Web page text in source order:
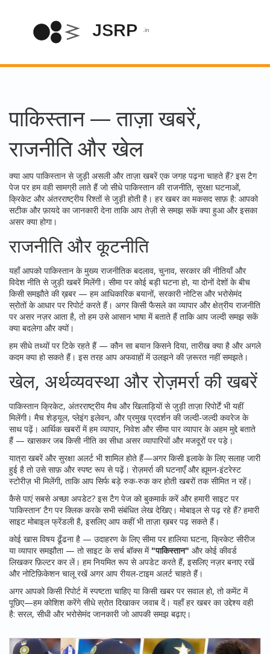
पाकिस्तान — ताज़ा खबरें,
राजनीति और खेल
क्या आप पाकिस्तान से जुड़ी असली और ताज़ा खबरें एक जगह पढ़ना चाहते हैं? इस टैग
पेज पर हम वही सामग्री लाते हैं जो सीधे पाकिस्तान की राजनीति, सुरक्षा घटनाओं,
क्रिकेट और अंतरराष्ट्रीय रिश्तों से जुड़ी होती है। हर खबर का मकसद साफ़ है: आपको
सटीक और फ़ायदे का जानकारी देना ताकि आप तेज़ी से समझ सकें क्या हुआ और इसका
असर क्या होगा।
राजनीति और कूटनीति
यहाँ आपको पाकिस्तान के मुख्य राजनीतिक बदलाव, चुनाव, सरकार की नीतियाँ और
विदेश नीति से जुड़ी खबरें मिलेंगी। सीमा पर कोई बड़ी घटना हो, या दोनों देशों के बीच
किसी समझौते की ख़बर — हम आधिकारिक बयानों, सरकारी नोटिस और भरोसेमंद
स्रोतों के आधार पर रिपोर्ट करते हैं। अगर किसी फैसले का व्यापार और क्षेत्रीय राजनीति
पर असर नज़र आता है, तो हम उसे आसान भाषा में बताते हैं ताकि आप जल्दी समझ सकें
क्या बदलेगा और क्यों।
हम सीधे तथ्यों पर टिके रहते हैं — कौन सा बयान किसने दिया, तारीख क्या है और अगले
कदम क्या हो सकते हैं। इस तरह आप अफवाहों में उलझने की ज़रूरत नहीं समझते।
खेल, अर्थव्यवस्था और रोज़मर्रा की खबरें
पाकिस्तान क्रिकेट, अंतरराष्ट्रीय मैच और खिलाड़ियों से जुड़ी ताज़ा रिपोर्टें भी यहीं
मिलेंगी। मैच शेड्यूल, प्लेइंग इलेवन, और प्रमुख प्रदर्शन की जल्दी-जल्दी कवरेज के
साथ पढ़ें। आर्थिक खबरों में हम व्यापार, निवेश और सीमा पार व्यापार के अहम मुद्दे बताते
हैं — खासकर जब किसी नीति का सीधा असर व्यापारियों और मजदूरों पर पड़े।
यात्रा खबरें और सुरक्षा अलर्ट भी शामिल होते हैं—अगर किसी इलाके के लिए सलाह जारी
हुई है तो उसे साफ़ और स्पष्ट रूप से पढ़ें। रोज़मर्रा की घटनाएँ और ह्यूमन-इंटरेस्ट
स्टोरीज़ भी मिलेंगी, ताकि आप सिर्फ बड़े रुक-रुक कर होती खबरों तक सीमित न रहें।
कैसे पाएं सबसे अच्छा अपडेट? इस टैग पेज को बुकमार्क करें और हमारी साइट पर
’पाकिस्तान’ टैग पर क्लिक करके सभी संबंधित लेख देखिए। मोबाइल से पढ़ रहे हैं? हमारी
साइट मोबाइल फ्रेंडली है, इसलिए आप कहीं भी ताज़ा ख़बर पढ़ सकते हैं।
कोई खास विषय ढूँढना है — उदाहरण के लिए सीमा पर हालिया घटना, क्रिकेट सीरीज
या व्यापार समझौता — तो साइट के सर्च बॉक्स में "पाकिस्तान" और कोई कीवर्ड
लिखकर फ़िल्टर कर लें। हम नियमित रूप से अपडेट करते हैं, इसलिए नज़र बनाए रखें
और नोटिफ़िकेशन चालू रखें अगर आप रीयल-टाइम अलर्ट चाहते हैं।
अगर आपको किसी रिपोर्ट में स्पष्टता चाहिए या किसी खबर पर सवाल हो, तो कमेंट में
पूछिए—हम कोशिश करेंगे सीधे स्रोत दिखाकर जवाब दें। यहाँ हर खबर का उद्देश्य वही
है: सरल, सीधी और भरोसेमंद जानकारी जो आपकी समझ बढ़ाए।